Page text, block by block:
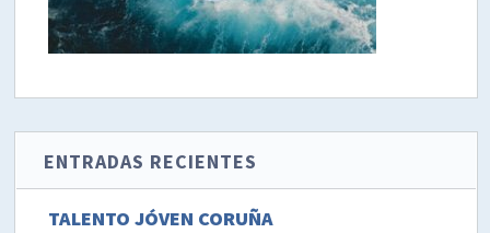
ENTRADAS RECIENTES
TALENTO JÓVEN CORUÑA